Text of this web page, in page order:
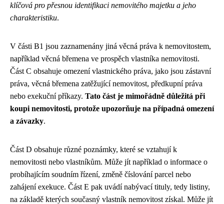
klíčová pro přesnou identifikaci nemovitého majetku a jeho
charakteristiku.
V části B1 jsou zaznamenány jiná věcná práva k nemovitostem,
například věcná břemena ve prospěch vlastníka nemovitosti.
Část C obsahuje omezení vlastnického práva, jako jsou zástavní
práva, věcná břemena zatěžující nemovitost, předkupní práva
nebo exekuční příkazy. Tato část je mimořádně důležitá při
koupi nemovitosti, protože upozorňuje na případná omezení
a závazky.
Část D obsahuje různé poznámky, které se vztahují k
nemovitosti nebo vlastníkům. Může jít například o informace o
probíhajícím soudním řízení, změně číslování parcel nebo
zahájení exekuce. Část E pak uvádí nabývací tituly, tedy listiny,
na základě kterých současný vlastník nemovitost získal. Může jít